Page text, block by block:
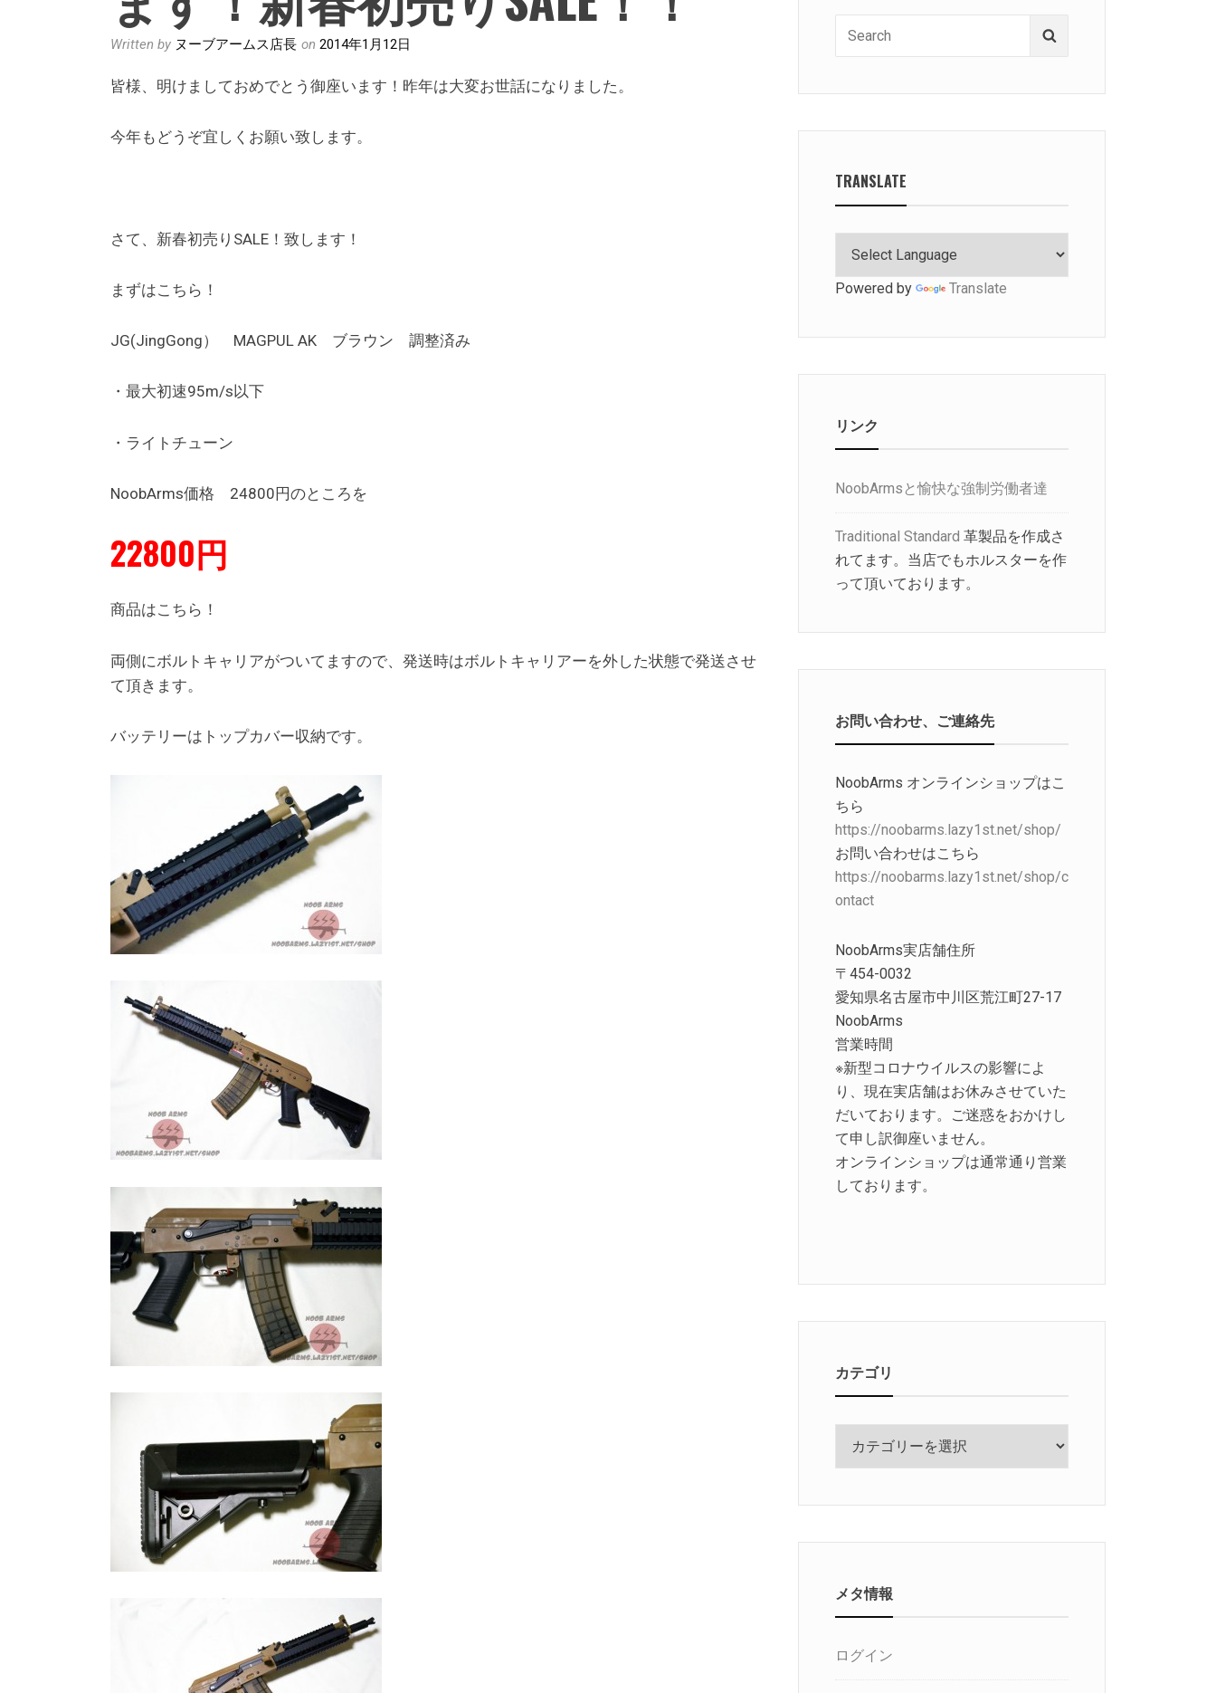
Written by ヌーブアームス店長 on 2014年1月12日
皆様、明けましておめでとう御座います！昨年は大変お世話になりました。
今年もどうぞ宜しくお願い致します。
さて、新春初売りSALE！致します！
まずはこちら！
JG(JingGong） MAGPUL AK ブラウン 調整済み
・最大初速95m/s以下
・ライトチューン
NoobArms価格 24800円のところを
22800円
商品はこちら！
両側にボルトキャリアがついてますので、発送時はボルトキャリアーを外した状態で発送させ
て頂きます。
バッテリーはトップカバー収納です。
TRANSLATE
Powered by Translate
リンク
NoobArmsと愉快な強制労働者達
Traditional Standard 革製品を作成さ
れてます。当店でもホルスターを作
って頂いております。
お問い合わせ、ご連絡先
NoobArms オンラインショップはこ
ちら
https://noobarms.lazy1st.net/shop/
お問い合わせはこちら
https://noobarms.lazy1st.net/shop/c
ontact
NoobArms実店舗住所
〒454-0032
愛知県名古屋市中川区荒江町27-17
NoobArms
営業時間
※新型コロナウイルスの影響によ
り、現在実店舗はお休みさせていた
だいております。ご迷惑をおかけし
て申し訳御座いません。
オンラインショップは通常通り営業
しております。
カテゴリ
リ
メタ情報
ログイン